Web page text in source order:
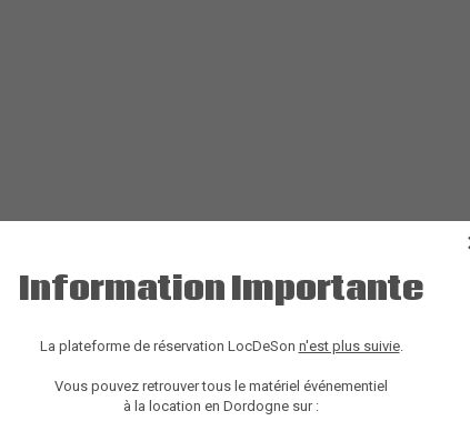
Information Importante
La plateforme de réservation LocDeSon n'est plus suivie.
Vous pouvez retrouver tous le matériel événementiel
à la location en Dordogne sur :